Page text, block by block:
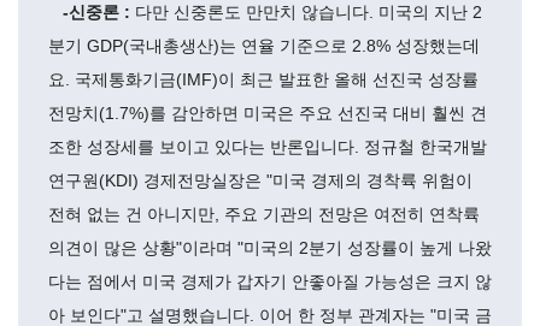
-신중론 : 다만 신중론도 만만치 않습니다. 미국의 지난 2
분기 GDP(국내총생산)는 연율 기준으로 2.8% 성장했는데
요. 국제통화기금(IMF)이 최근 발표한 올해 선진국 성장률
전망치(1.7%)를 감안하면 미국은 주요 선진국 대비 훨씬 견
조한 성장세를 보이고 있다는 반론입니다. 정규철 한국개발
연구원(KDI) 경제전망실장은 "미국 경제의 경착륙 위험이
전혀 없는 건 아니지만, 주요 기관의 전망은 여전히 연착륙
의견이 많은 상황"이라며 "미국의 2분기 성장률이 높게 나왔
다는 점에서 미국 경제가 갑자기 안좋아질 가능성은 크지 않
아 보인다"고 설명했습니다. 이어 한 정부 관계자는 "미국 금